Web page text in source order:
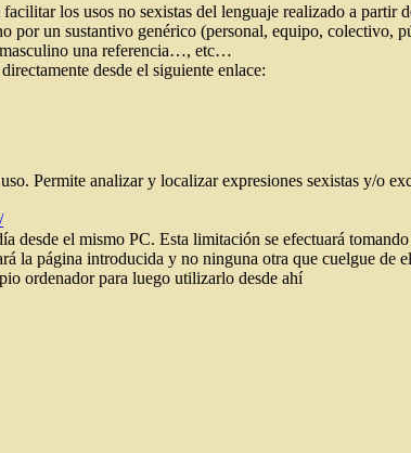
los usos no sexistas del lenguaje realizado a partir
un sustantivo genérico (personal, equipo, colectivo,
masculino una referencia…, etc…
desde el siguiente enlace:
Permite analizar y localizar expresiones sexistas y/o
el mismo PC. Esta limitación se efectuará
la página introducida y no ninguna otra que cuelgue de
ordenador para luego utilizarlo desde ahí